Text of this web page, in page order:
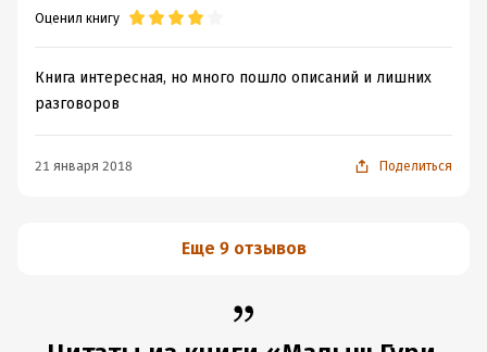
Оценил книгу
Книга интересная, но много пошло описаний и лишних
разговоров
21 января 2018 Поделиться
Еще 9 отзывов